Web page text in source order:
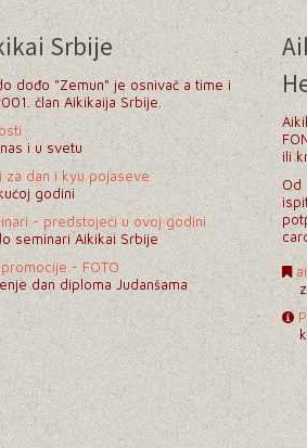
Srbije
dođo "Zemun" je osnivač a time i
član Aikikaija Srbije.
i u svetu
za dan i kyu pojaseve
godini
- predstojeći u ovoj godini
seminari Aikikai Srbije
- FOTO
dan diploma Judanšama
ili